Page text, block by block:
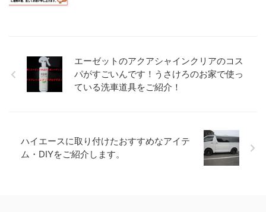
エーゼットのアクアシャインクリアのコス
パがすごいんです！うさけろのお家で使っ
ている洗車道具をご紹介！
ハイエースに取り付けたおすすめなアイテ
ム・DIYをご紹介します。